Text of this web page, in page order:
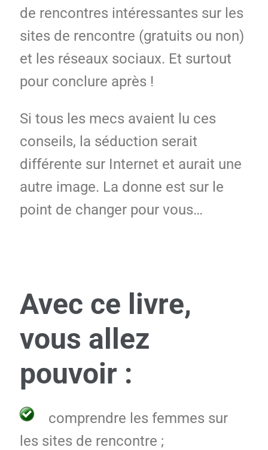
de rencontres intéressantes sur les
sites de rencontre (gratuits ou non)
et les réseaux sociaux. Et surtout
pour conclure après !
Si tous les mecs avaient lu ces
conseils, la séduction serait
différente sur Internet et aurait une
autre image. La donne est sur le
point de changer pour vous…
Avec ce livre,
vous allez
pouvoir :
comprendre les femmes sur
les sites de rencontre ;